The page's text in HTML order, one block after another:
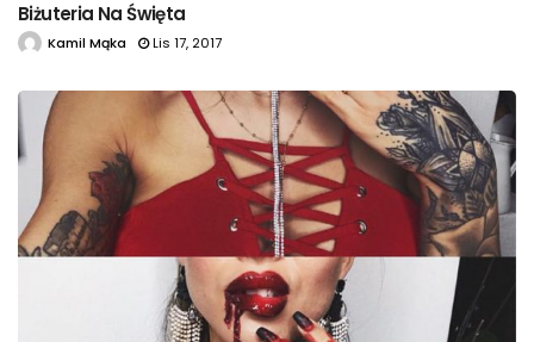
Biżuteria Na Święta
Kamil Mąka Lis 17, 2017